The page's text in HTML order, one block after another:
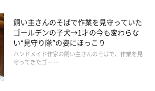
飼い主さんのそばで作業を見守っていた
ゴールデンの子犬→1才の今も変わらな
い“見守り隊”の姿にほっこり
ハンドメイド作家の飼い主さんのそばで、作業を見
守ってきたゴー …